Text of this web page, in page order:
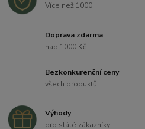
Více než 1000
Doprava zdarma
nad 1000 Kč
Bezkonkurenční ceny
všech produktů
Výhody
pro stálé zákazníky